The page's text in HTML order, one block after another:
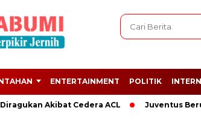
ENTERTAINMENT POLITIK
Akibat Cedera ACL Juventus